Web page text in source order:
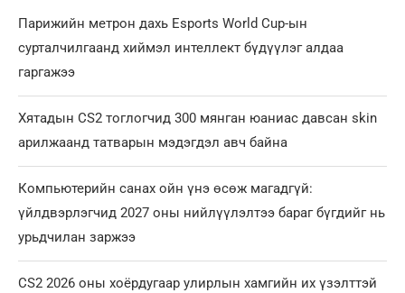
Парижийн метрон дахь Esports World Cup-ын
сурталчилгаанд хиймэл интеллект бүдүүлэг алдаа
гаргажээ
Хятадын CS2 тоглогчид 300 мянган юаниас давсан skin
арилжаанд татварын мэдэгдэл авч байна
Компьютерийн санах ойн үнэ өсөж магадгүй:
үйлдвэрлэгчид 2027 оны нийлүүлэлтээ бараг бүгдийг нь
урьдчилан заржээ
CS2 2026 оны хоёрдугаар улирлын хамгийн их үзэлттэй